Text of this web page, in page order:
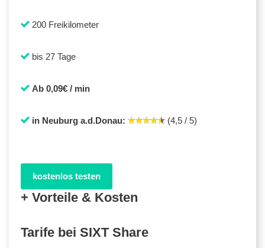
200 Freikilometer
bis 27 Tage
Ab 0,09€ / min
in Neuburg a.d.Donau: (4,5 / 5)
kostenlos testen
+ Vorteile & Kosten
Tarife bei SIXT Share